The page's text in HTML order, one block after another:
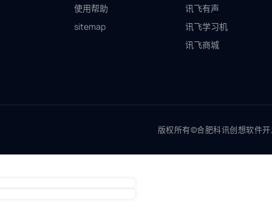
使用帮助
sitemap
讯飞有声
讯飞学习机
讯飞商城
版权所有©合肥科讯创想软件